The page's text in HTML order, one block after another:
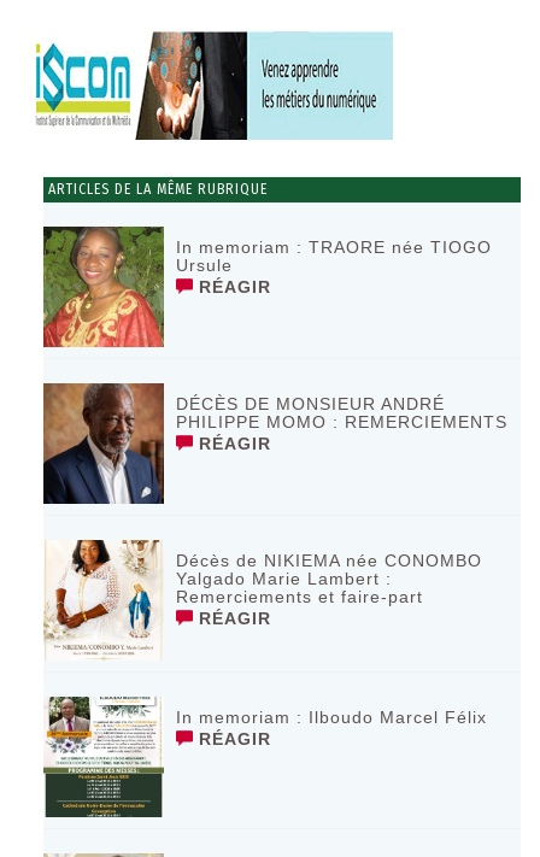
ARTICLES DE LA MÊME RUBRIQUE
In memoriam : TRAORE née TIOGO
Ursule
RÉAGIR
DÉCÈS DE MONSIEUR ANDRÉ
PHILIPPE MOMO : REMERCIEMENTS
RÉAGIR
Décès de NIKIEMA née CONOMBO
Yalgado Marie Lambert :
Remerciements et faire-part
RÉAGIR
In memoriam : Ilboudo Marcel Félix
RÉAGIR